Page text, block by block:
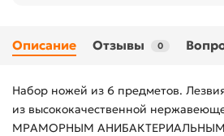
Описание Отзывы 0
Набор ножей из 6 предметов.
из высококачественной
МРАМОРНЫМ